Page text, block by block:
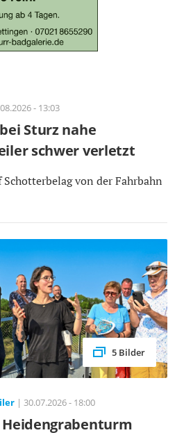
- 13:03
Sturz nahe
schwer verletzt
von der Fahrbahn
5 Bilder
| 30.07.2026 - 18:00